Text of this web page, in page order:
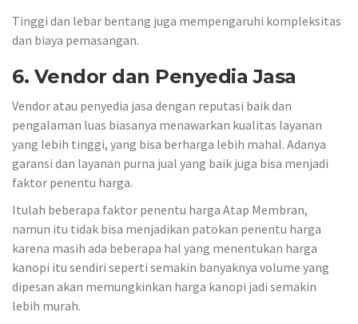
Tinggi dan lebar bentang juga mempengaruhi kompleksitas
dan biaya pemasangan.
6. Vendor dan Penyedia Jasa
Vendor atau penyedia jasa dengan reputasi baik dan
pengalaman luas biasanya menawarkan kualitas layanan
yang lebih tinggi, yang bisa berharga lebih mahal. Adanya
garansi dan layanan purna jual yang baik juga bisa menjadi
faktor penentu harga.
Itulah beberapa faktor penentu harga Atap Membran,
namun itu tidak bisa menjadikan patokan penentu harga
karena masih ada beberapa hal yang menentukan harga
kanopi itu sendiri seperti semakin banyaknya volume yang
dipesan akan memungkinkan harga kanopi jadi semakin
lebih murah.